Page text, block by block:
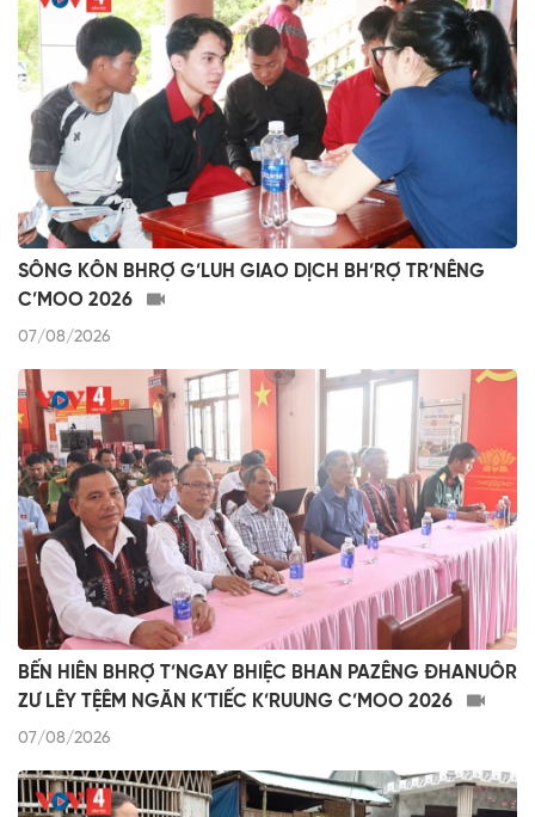
SÔNG KÔN BHRỢ G’LUH GIAO DỊCH BH’RỢ TR’NÊNG
C’MOO 2026
07/08/2026
BẾN HIÊN BHRỢ T’NGAY BHIỆC BHAN PAZÊNG ĐHANUÔR
ZƯ LÊY TỆÊM NGĂN K’TIẾC K’RUUNG C’MOO 2026
07/08/2026